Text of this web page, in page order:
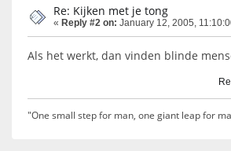
Re: Kijken met je tong
« Reply #2 on: January 12, 2005,
Als het werkt, dan vinden blinde
"One small step for man, one giant leap for